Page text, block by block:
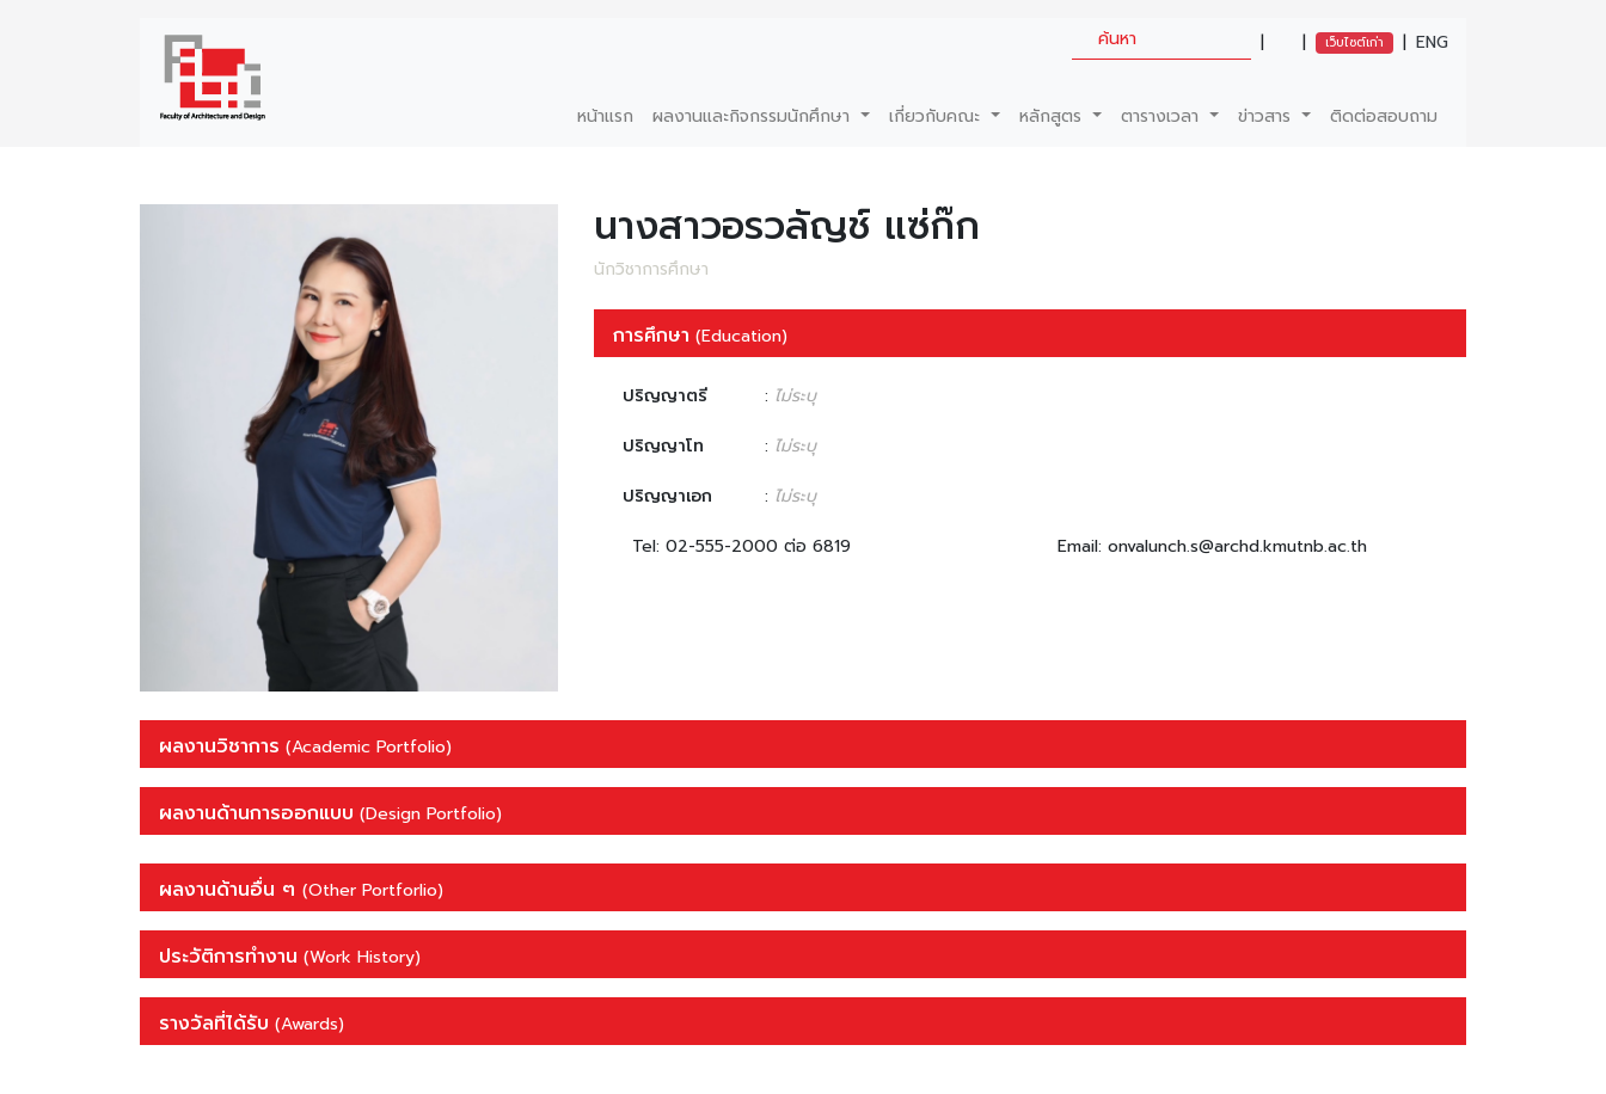
| | เว็บไซต์เก่า | ENG
หน้าแรก ผลงานและกิจกรรมนักศึกษา เกี่ยวกับคณะ หลักสูตร ตารางเวลา ข่าวสาร ติดต่อสอบถาม
นางสาวอรวลัญช์ แซ่ก๊ก
นักวิชาการศึกษา
การศึกษา (Education)
ปริญญาตรี : ไม่ระบุ
ปริญญาโท
: ไม่ระบุ
ปริญญาเอก
: ไม่ระบุ
Tel: 02-555-2000 ต่อ 6819
Email: onvalunch.s@archd.kmutnb.ac.th
ผลงานวิชาการ (Academic Portfolio)
ผลงานด้านการออกแบบ (Design Portfolio)
ผลงานด้านอื่น ๆ (Other Portforlio)
ประวัติการทำงาน (Work History)
รางวัลที่ได้รับ (Awards)